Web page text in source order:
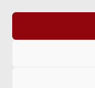
@2026 Escola de